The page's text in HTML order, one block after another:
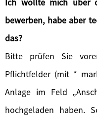
bewerben, habe aber
das?
Bitte prüfen Sie
Pflichtfelder (mit *
Anlage im Feld
hochgeladen haben.